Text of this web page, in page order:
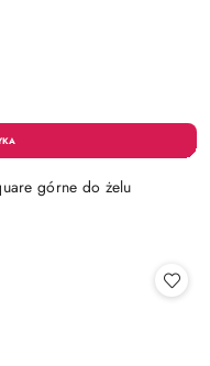
górne do żelu